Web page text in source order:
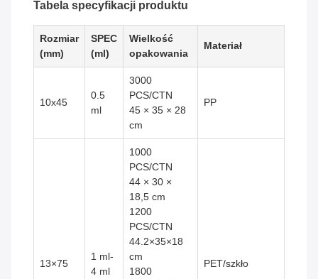
Tabela specyfikacji produktu
Rozmiar
(mm)
SPEC
(ml)
Wielkość
opakowania
Materiał
10x45
0.5
ml
3000
PCS/CTN
45 × 35 × 28
cm
PP
13×75
1 ml-
4 ml
1000
PCS/CTN
44 × 30 ×
18,5 cm
1200
PCS/CTN
44.2×35×18
cm
1800
PET/szkło